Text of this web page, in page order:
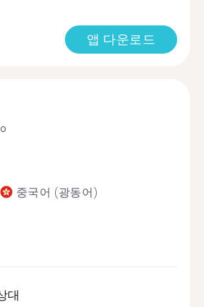
앱 다운로드
중국어 (광동어)
대